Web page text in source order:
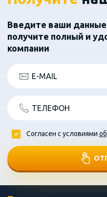
Введите ваши
получите полный и
компании
E-MAIL
ТЕЛЕФОН
Согласен с условиями